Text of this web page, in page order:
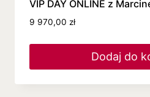
VIP DAY ONLINE z
9 970,00 zł
Dodaj do